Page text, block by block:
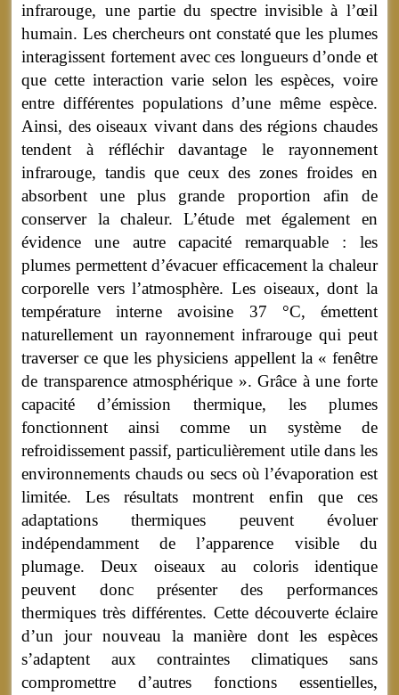
infrarouge, une partie du spectre invisible à l’œil
humain. Les chercheurs ont constaté que les plumes
interagissent fortement avec ces longueurs d’onde et
que cette interaction varie selon les espèces, voire
entre différentes populations d’une même espèce.
Ainsi, des oiseaux vivant dans des régions chaudes
tendent à réfléchir davantage le rayonnement
infrarouge, tandis que ceux des zones froides en
absorbent une plus grande proportion afin de
conserver la chaleur. L’étude met également en
évidence une autre capacité remarquable : les
plumes permettent d’évacuer efficacement la chaleur
corporelle vers l’atmosphère. Les oiseaux, dont la
température interne avoisine 37 °C, émettent
naturellement un rayonnement infrarouge qui peut
traverser ce que les physiciens appellent la « fenêtre
de transparence atmosphérique ». Grâce à une forte
capacité d’émission thermique, les plumes
fonctionnent ainsi comme un système de
refroidissement passif, particulièrement utile dans les
environnements chauds ou secs où l’évaporation est
limitée. Les résultats montrent enfin que ces
adaptations thermiques peuvent évoluer
indépendamment de l’apparence visible du
plumage. Deux oiseaux au coloris identique
peuvent donc présenter des performances
thermiques très différentes. Cette découverte éclaire
d’un jour nouveau la manière dont les espèces
s’adaptent aux contraintes climatiques sans
compromettre d’autres fonctions essentielles,